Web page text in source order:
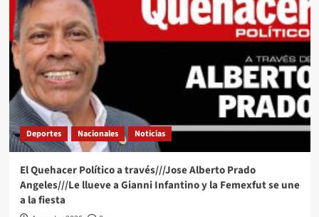
Deportes Nacionales Noticias
El Quehacer Político a través///Jose Alberto Prado
Angeles///Le llueve a Gianni Infantino y la Femexfut se une
a la fiesta